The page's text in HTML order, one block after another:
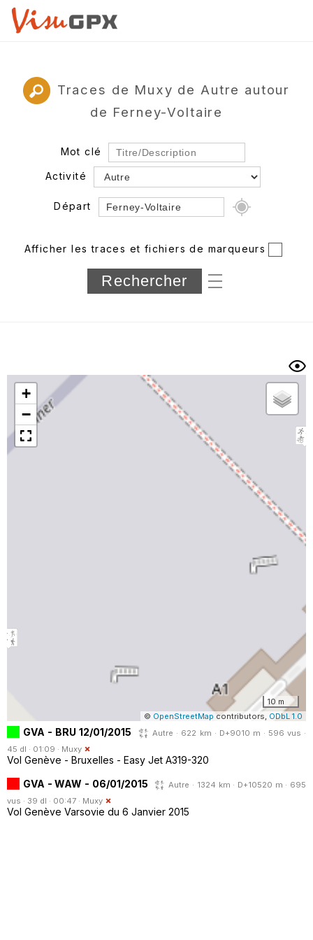
Traces de Muxy de Autre autour
de Ferney-Voltaire
Mot clé
Activité
Départ
Département
Longueur min/max
Trier par
Photos
Afficher les traces et fichiers de marqueurs
+
−
10 m
© OpenStreetMap contributors, ODbL 1.0
GVA - BRU 12/01/2015
Autre · 622 km · D+9010 m · 596 vus ·
45 dl · 01:09 · Muxy
Vol Genève - Bruxelles - Easy Jet A319-320
GVA - WAW - 06/01/2015
Autre · 1324 km · D+10520 m · 695
vus · 39 dl · 00:47 · Muxy
Vol Genève Varsovie du 6 Janvier 2015